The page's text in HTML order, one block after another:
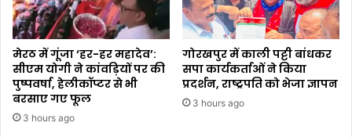
मेरठ में गूंजा ‘हर-हर महादेव’:
सीएम योगी ने कांवड़ियों पर की
पुष्पवर्षा, हेलीकॉप्टर से भी
बरसाए गए फूल
3 hours ago
गोरखपुर में काली पट्टी बांधकर
सपा कार्यकर्ताओं ने किया
प्रदर्शन, राष्ट्रपति को भेजा ज्ञापन
3 hours ago